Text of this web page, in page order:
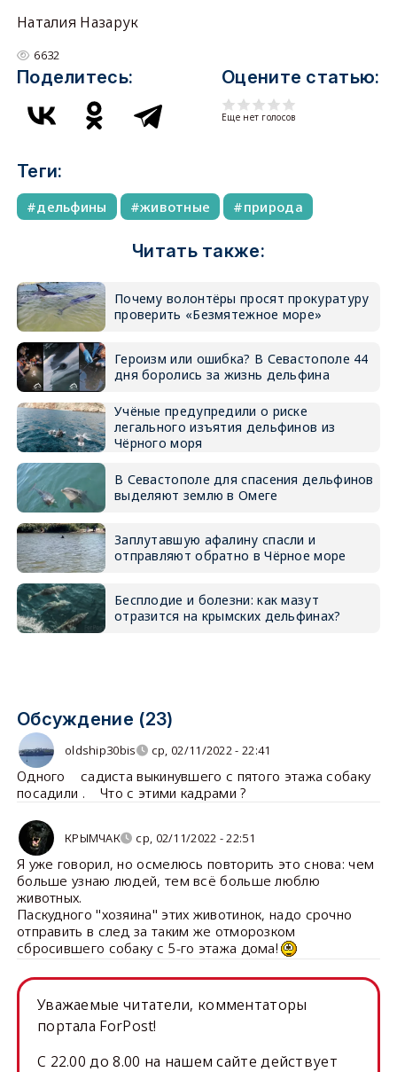
Наталия Назарук
6632
Поделитесь: Оцените статью:
Еще нет голосов
Теги:
дельфины животные природа
Читать также:
Почему волонтёры просят прокуратуру
проверить «Безмятежное море»
Героизм или ошибка? В Севастополе 44
дня боролись за жизнь дельфина
Учёные предупредили о риске
легального изъятия дельфинов из
Чёрного моря
В Севастополе для спасения дельфинов
выделяют землю в Омеге
Заплутавшую афалину спасли и
отправляют обратно в Чёрное море
Бесплодие и болезни: как мазут
отразится на крымских дельфинах?
Обсуждение (23)
oldship30bis ср, 02/11/2022 - 22:41
Одного садиста выкинувшего с пятого этажа собаку
посадили . Что с этими кадрами ?
КРЫМЧАК ср, 02/11/2022 - 22:51
Я уже говорил, но осмелюсь повторить это снова: чем
больше узнаю людей, тем всё больше люблю
животных.
Паскудного "хозяина" этих животинок, надо срочно
отправить в след за таким же отморозком
сбросившего собаку с 5-го этажа дома!
Уважаемые читатели, комментаторы
портала ForPost!
C 22.00 до 8.00 на нашем сайте действует